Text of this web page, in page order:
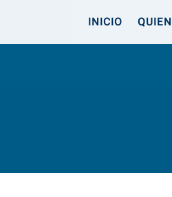
INICIO